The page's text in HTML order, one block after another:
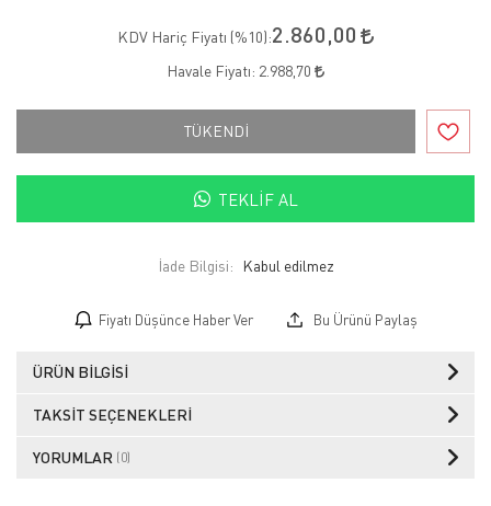
KDV Hariç Fiyatı (%10):2.860,00
Havale Fiyatı: 2.988,70
TÜKENDİ
TEKLIF AL
İade Bilgisi:
Fiyatı Düşünce Haber Ver Bu Ürünü Paylaş
ÜRÜN BILGISI
TAKSIT SEÇENEKLERI
YORUMLAR (0)